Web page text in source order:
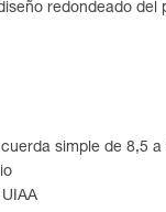
redondeado
simple de 8,5